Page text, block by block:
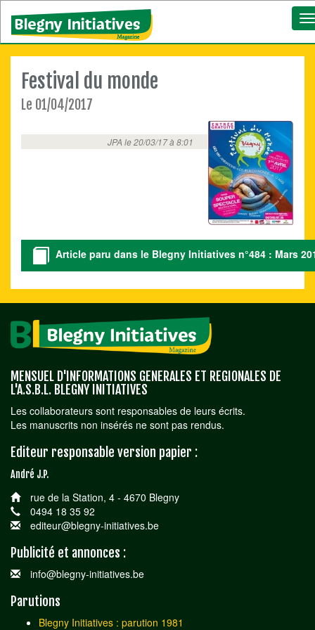
Festival du monde
Le 01/04/2017
JPA le 20/03/17 à 8:01
Article paru dans le Blegny Initiatives n°484 : Mars
MENSUEL D'INFORMATIONS GENERALES ET REGIONALES DE
L'A.S.B.L. BLEGNY INITIATIVES
Les collaborateurs sont responsables de leurs écrits.
Les manuscrits non insérés ne sont pas rendus.
Editeur responsable version papier :
André J.P.
rue de la Station, 4 - 4670 Blegny
0494 18 35 92
editeur@blegny-initiatives.be
Publicité et annonces :
info@blegny-initiatives.be
Parutions
Blegny Initiatives : parution 1981